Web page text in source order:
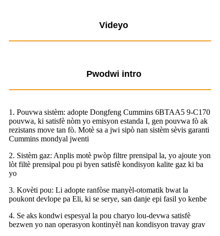
Videyo
Pwodwi intro
1. Pouvwa sistèm: adopte Dongfeng Cummins 6BTAA5 9-C170
pouvwa, ki satisfè nòm yo emisyon estanda I, gen pouvwa fò ak
rezistans move tan fò. Motè sa a jwi sipò nan sistèm sèvis garanti
Cummins mondyal jwenti
2. Sistèm gaz: Anplis motè pwòp filtre prensipal la, yo ajoute yon
lòt filtè prensipal pou pi byen satisfè kondisyon kalite gaz ki ba
yo
3. Kovèti pou: Li adopte ranfòse manyèl-otomatik bwat la
poukont devlope pa Eli, ki se serye, san danje epi fasil yo kenbe
4. Se aks kondwi espesyal la pou charyo lou-devwa satisfè
bezwen yo nan operasyon kontinyèl nan kondisyon travay grav